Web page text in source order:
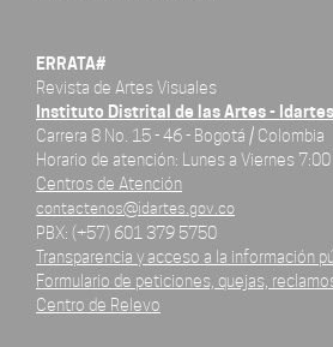
ERRATA#
Revista de Artes Visuales
Instituto Distrital de las Artes - Idartes
Carrera 8 No. 15 - 46 - Bogotá / Colombia
Horario de atención: Lunes a Viernes 7:00
Centros de Atención
contactenos@idartes.gov.co
PBX: (+57) 601 379 5750
Transparencia y acceso a la información
Formulario de peticiones, quejas,
Centro de Relevo